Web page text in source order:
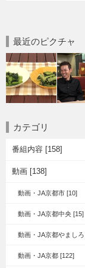
最近のピクチャ
カテゴリ
番組内容 [158]
動画 [138]
動画・JA京都市 [10]
動画・JA京都中央 [15]
動画・JA京都やましろ
動画・JA京都 [122]